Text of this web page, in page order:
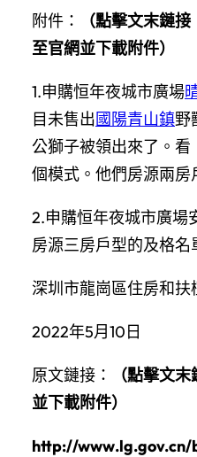
附件： （點擊文末鏈接
至官網並下載附件）
1.申購恒年夜城市廣場
目未售出國陽青山鎮野
公獅子被領出來了。
個模式。他們房源兩房
2.申購恒年夜城市廣場
房源三房戶型的及格名
深圳市龍崗區住房和扶
2022年5月10日
原文鏈接：
（點擊文
並下載附件）
http://